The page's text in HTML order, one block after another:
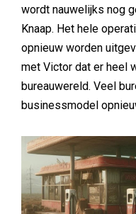
wordt nauwelijks nog
Knaap. Het hele
opnieuw worden
met Victor dat er heel
bureauwereld. Veel
businessmodel